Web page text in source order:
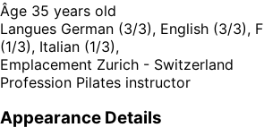
Âge 35 years old
Langues German (3/3), English (3/3),
(1/3), Italian (1/3),
Emplacement Zurich - Switzerland
Profession Pilates instructor
Appearance Details